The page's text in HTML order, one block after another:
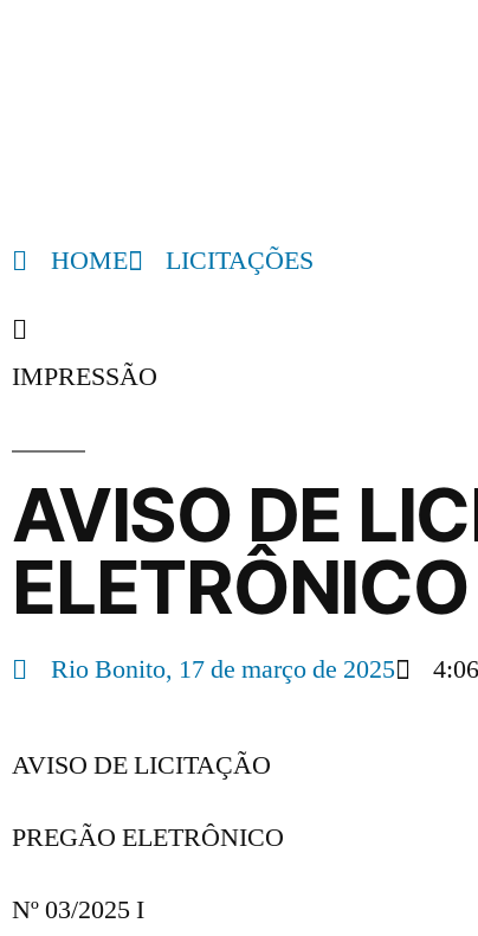
HOME LICITAÇÕES
IMPRESSÃO
AVISO DE
Rio Bonito, 17 de março de 2025
AVISO DE LICITAÇÃO
PREGÃO ELETRÔNICO
Nº 03/2025 I